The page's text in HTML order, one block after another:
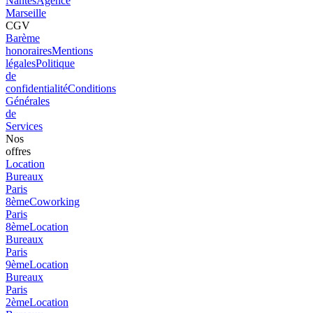
Marseille
CGV
Barème
honorairesMentions
légalesPolitique
de
confidentialitéConditions
Générales
de
Services
Nos
offres
Location
Bureaux
Paris
8èmeCoworking
Paris
8èmeLocation
Bureaux
Paris
9èmeLocation
Bureaux
Paris
2èmeLocation